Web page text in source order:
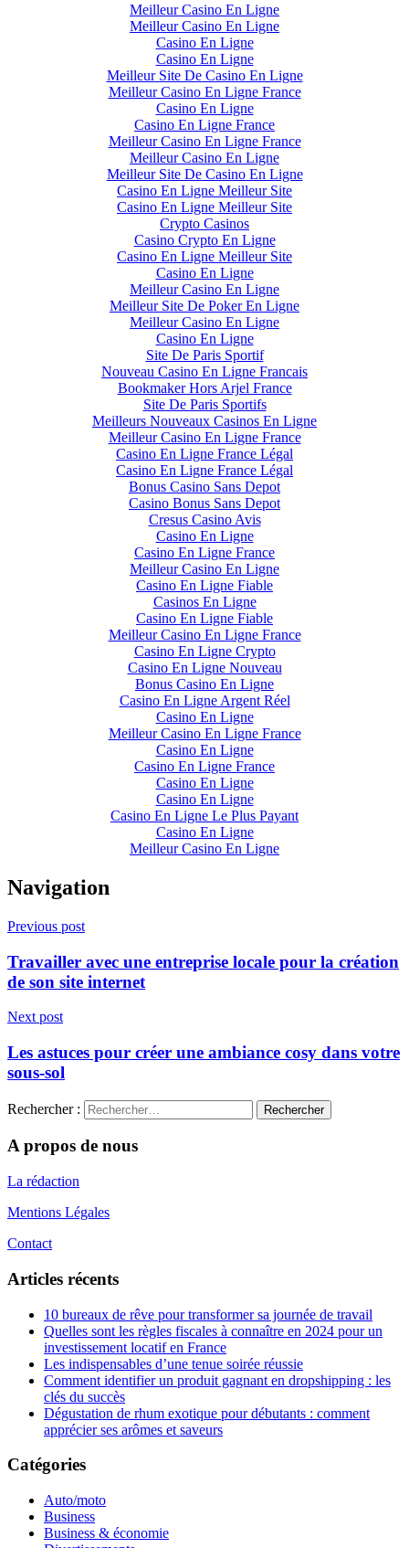
Meilleur Casino En Ligne
Meilleur Casino En Ligne
Casino En Ligne
Casino En Ligne
Meilleur Site De Casino En Ligne
Meilleur Casino En Ligne France
Casino En Ligne
Casino En Ligne France
Meilleur Casino En Ligne France
Meilleur Casino En Ligne
Meilleur Site De Casino En Ligne
Casino En Ligne Meilleur Site
Casino En Ligne Meilleur Site
Crypto Casinos
Casino Crypto En Ligne
Casino En Ligne Meilleur Site
Casino En Ligne
Meilleur Casino En Ligne
Meilleur Site De Poker En Ligne
Meilleur Casino En Ligne
Casino En Ligne
Site De Paris Sportif
Nouveau Casino En Ligne Francais
Bookmaker Hors Arjel France
Site De Paris Sportifs
Meilleurs Nouveaux Casinos En Ligne
Meilleur Casino En Ligne France
Casino En Ligne France Légal
Casino En Ligne France Légal
Bonus Casino Sans Depot
Casino Bonus Sans Depot
Cresus Casino Avis
Casino En Ligne
Casino En Ligne France
Meilleur Casino En Ligne
Casino En Ligne Fiable
Casinos En Ligne
Casino En Ligne Fiable
Meilleur Casino En Ligne France
Casino En Ligne Crypto
Casino En Ligne Nouveau
Bonus Casino En Ligne
Casino En Ligne Argent Réel
Casino En Ligne
Meilleur Casino En Ligne France
Casino En Ligne
Casino En Ligne France
Casino En Ligne
Casino En Ligne
Casino En Ligne Le Plus Payant
Casino En Ligne
Meilleur Casino En Ligne
Navigation
Previous post
Travailler avec une entreprise locale pour la création
de son site internet
Next post
Les astuces pour créer une ambiance cosy dans votre
sous-sol
Rechercher :
A propos de nous
La rédaction
Mentions Légales
Contact
Articles récents
10 bureaux de rêve pour transformer sa journée de travail
Quelles sont les règles fiscales à connaître en 2024 pour un
investissement locatif en France
Les indispensables d’une tenue soirée réussie
Comment identifier un produit gagnant en dropshipping : les
clés du succès
Dégustation de rhum exotique pour débutants : comment
apprécier ses arômes et saveurs
Catégories
Auto/moto
Business
Business & économie